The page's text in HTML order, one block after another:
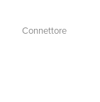
Connettore